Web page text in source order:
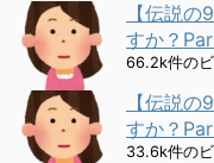
【伝説
すか？
66.2k件の
【伝説
すか？
33.6k件の